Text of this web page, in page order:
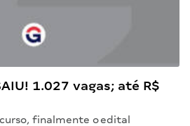
1.027 vagas; até R$
finalmente o edital